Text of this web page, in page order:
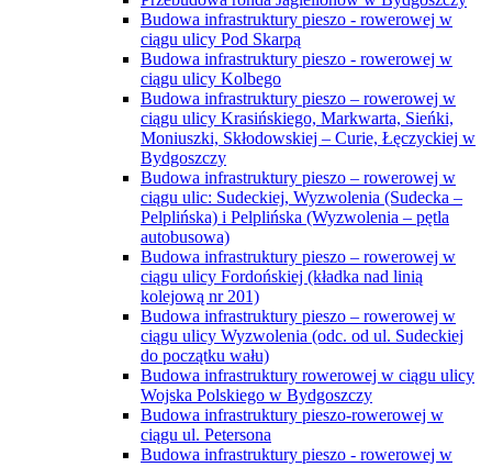
Budowa infrastruktury pieszo - rowerowej w
ciągu ulicy Pod Skarpą
Budowa infrastruktury pieszo - rowerowej w
ciągu ulicy Kolbego
Budowa infrastruktury pieszo – rowerowej w
ciągu ulicy Krasińskiego, Markwarta, Sieńki,
Moniuszki, Skłodowskiej – Curie, Łęczyckiej w
Bydgoszczy
Budowa infrastruktury pieszo – rowerowej w
ciągu ulic: Sudeckiej, Wyzwolenia (Sudecka –
Pelplińska) i Pelplińska (Wyzwolenia – pętla
autobusowa)
Budowa infrastruktury pieszo – rowerowej w
ciągu ulicy Fordońskiej (kładka nad linią
kolejową nr 201)
Budowa infrastruktury pieszo – rowerowej w
ciągu ulicy Wyzwolenia (odc. od ul. Sudeckiej
do początku wału)
Budowa infrastruktury rowerowej w ciągu ulicy
Wojska Polskiego w Bydgoszczy
Budowa infrastruktury pieszo-rowerowej w
ciągu ul. Petersona
Budowa infrastruktury pieszo - rowerowej w